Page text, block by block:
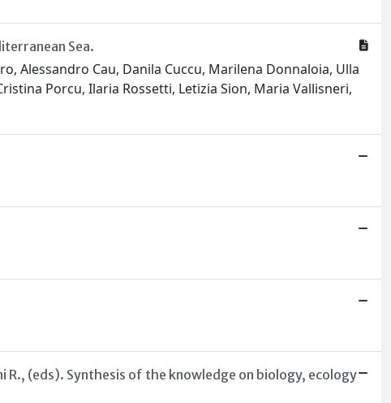
Sea.
Alessandro Cau, Danila Cuccu, Marilena Donnaloia, Ulla
Porcu, Ilaria Rossetti, Letizia Sion, Maria Vallisneri,
R., (eds). Synthesis of the knowledge on biology, ecology